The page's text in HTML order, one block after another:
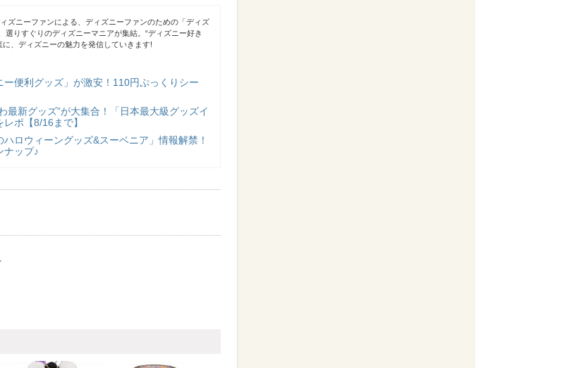
ズニーファンによる、ディズニーファンのための「ディズ
選りすぐりのディズニーマニアが集結。“ディズニー好き
、ディズニーの魅力を発信していきます!
ー便利グッズ」が激安！110円ぷっくりシー
最新グッズ”が大集合！「日本最大級グッズイ
ポ【8/16まで】
ハロウィーングッズ&スーベニア」情報解禁！
ナップ♪